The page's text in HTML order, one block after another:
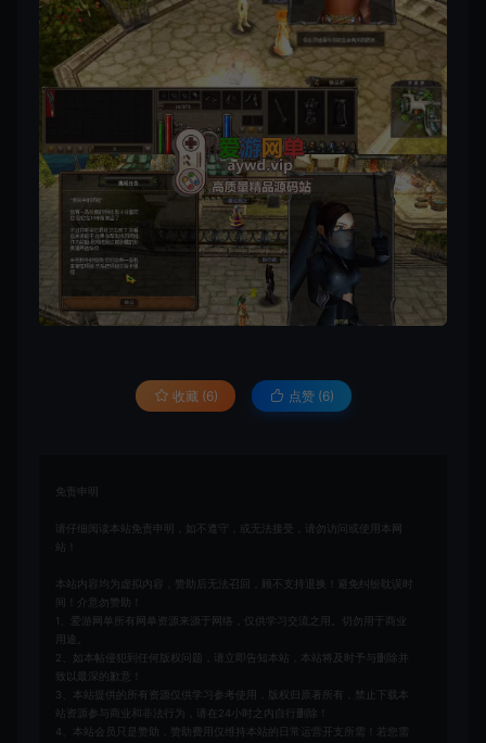
收藏 (6) 点赞 (6)
免责申明
请仔细阅读本站免责申明，如不遵守，或无法接受，请勿访问或使用本网
站！
本站内容均为虚拟内容，赞助后无法召回，顾不支持退换！避免纠纷耽误时
间！介意勿赞助！
1、爱游网单所有网单资源来源于网络，仅供学习交流之用。切勿用于商业
用途。
2、如本帖侵犯到任何版权问题，请立即告知本站，本站将及时予与删除并
致以最深的歉意！
3、本站提供的所有资源仅供学习参考使用，版权归原著所有，禁止下载本
站资源参与商业和非法行为，请在24小时之内自行删除！
4、本站会员只是赞助，赞助费用仅维持本站的日常运营开支所需！若您需